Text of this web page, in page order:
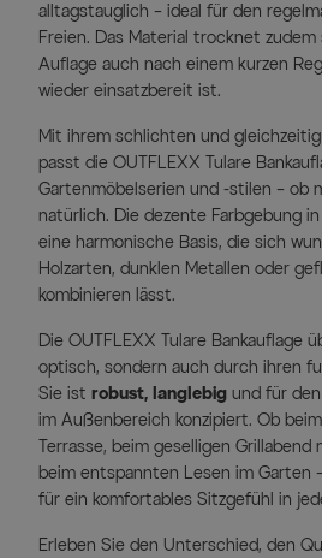
alltagstauglich – ideal für den
Freien. Das Material trocknet
Auflage auch nach einem kurzen
wieder einsatzbereit ist.
Mit ihrem schlichten und
passt die OUTFLEXX Tulare
Gartenmöbelserien und -stilen – ob
natürlich. Die dezente Farbgebung
eine harmonische Basis, die sich
Holzarten, dunklen Metallen oder
kombinieren lässt.
Die OUTFLEXX Tulare Bankauflage
optisch, sondern auch durch ihren
Sie ist robust, langlebig und für
im Außenbereich konzipiert. Ob
Terrasse, beim geselligen Grillabend
beim entspannten Lesen im Garten
für ein komfortables Sitzgefühl in
Erleben Sie den Unterschied, den